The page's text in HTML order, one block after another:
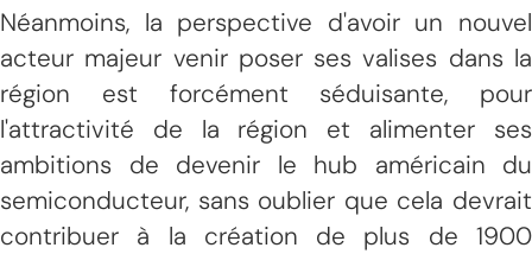
Néanmoins, la perspective d'avoir un nouvel
acteur majeur venir poser ses valises dans la
région est forcément séduisante, pour
l'attractivité de la région et alimenter ses
ambitions de devenir le hub américain du
semiconducteur, sans oublier que cela devrait
contribuer à la création de plus de 1900